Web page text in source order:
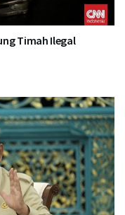
Timah Ilegal